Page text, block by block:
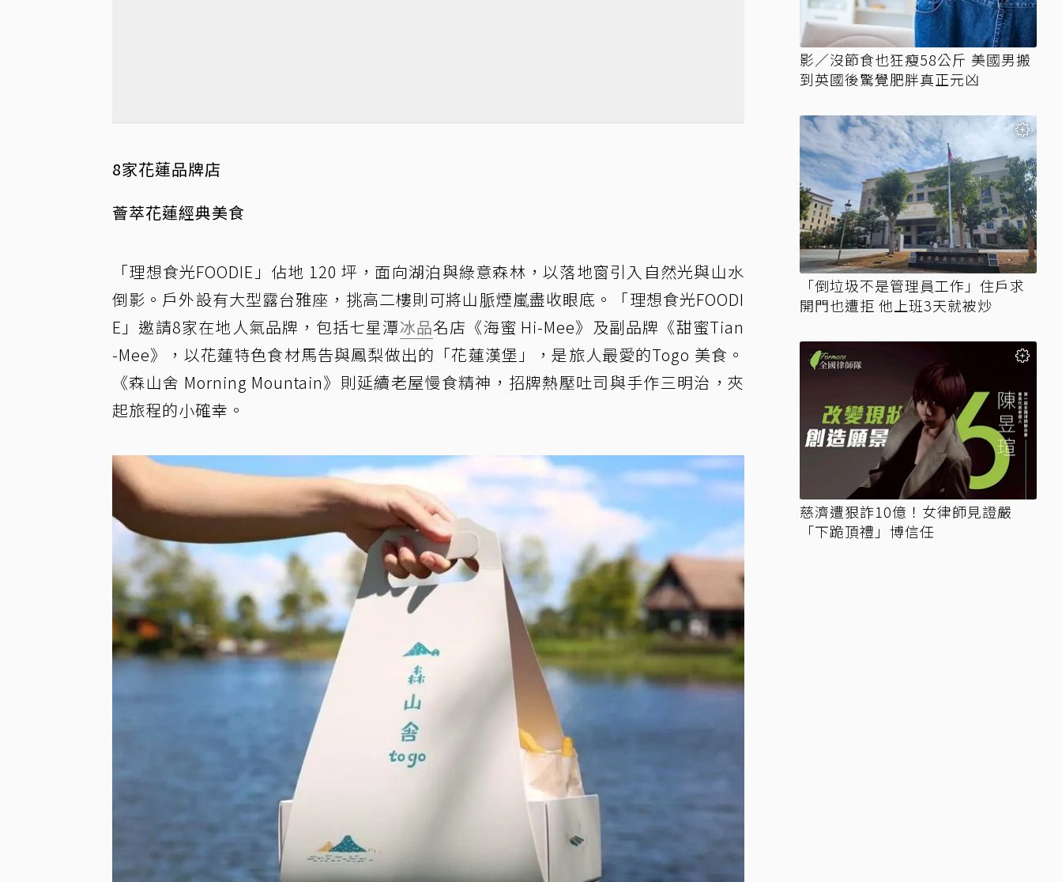
8家花蓮品牌店
薈萃花蓮經典美食
「理想食光FOODIE」佔地 120 坪，面向湖泊與綠意森林，以落地窗引入自然光與山水
倒影。戶外設有大型露台雅座，挑高二樓則可將山脈煙嵐盡收眼底。「理想食光FOODI
E」邀請8家在地人氣品牌，包括七星潭冰品名店《海蜜 Hi-Mee》及副品牌《甜蜜Tian
-Mee》，以花蓮特色食材馬告與鳳梨做出的「花蓮漢堡」，是旅人最愛的Togo 美食。
《森山舍 Morning Mountain》則延續老屋慢食精神，招牌熱壓吐司與手作三明治，夾
起旅程的小確幸。
影／沒節食也狂瘦58公斤 美國男搬
到英國後驚覺肥胖真正元凶
「倒垃圾不是管理員工作」住戶求
開門也遭拒 他上班3天就被炒
慈濟遭狠詐10億！女律師見證嚴
「下跪頂禮」博信任